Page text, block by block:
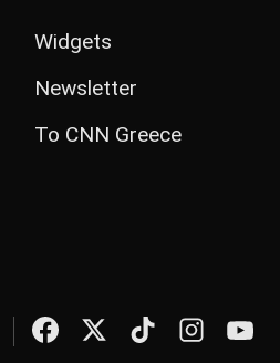
Widgets
Newsletter
Το CNN Greece